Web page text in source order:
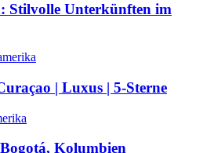
Stilvolle Unterkünften im
| Luxus | 5-Sterne
Kolumbien